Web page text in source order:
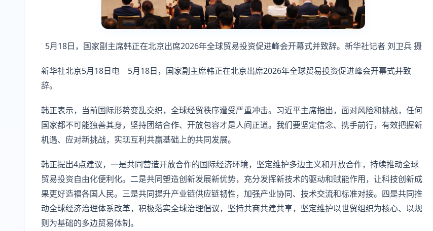
5月18日，国家副主席韩正在北京出席2026年全球贸易投资促进峰会开幕式并致辞。新华社记者 刘卫兵 摄
新华社北京5月18日电 5月18日，国家副主席韩正在北京出席2026年全球贸易投资促进峰会开幕式并致
辞。
韩正表示，当前国际形势变乱交织，全球经贸秩序遭受严重冲击。习近平主席指出，面对风险和挑战，任何
国家都不可能独善其身，坚持团结合作、开放包容才是人间正道。我们要坚定信念、携手前行，有效把握新
机遇、应对新挑战，实现互利共赢基础上的共同发展。
韩正提出4点建议，一是共同营造开放合作的国际经济环境，坚定维护多边主义和开放合作，持续推动全球
贸易投资自由化便利化。二是共同塑造创新发展新优势，充分发挥新技术的驱动和赋能作用，让科技创新成
果更好造福各国人民。三是共同提升产业链供应链韧性，加强产业协同、技术交流和标准对接。四是共同推
动全球经济治理体系改革，积极落实全球治理倡议，坚持共商共建共享，坚定维护以世贸组织为核心、以规
则为基础的多边贸易体制。